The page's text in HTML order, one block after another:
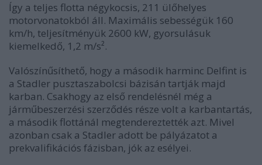
Így a teljes flotta négykocsis, 211 ülőhelyes
motorvonatokból áll. Maximális sebességük 160
km/h, teljesítményük 2600 kW, gyorsulásuk
kiemelkedő, 1,2 m/s².
Valószínűsíthető, hogy a második harminc Delfint is
a Stadler pusztaszabolcsi bázisán tartják majd
karban. Csakhogy az első rendelésnél még a
járműbeszerzési szerződés része volt a karbantartás,
a második flottánál megtendereztették azt. Mivel
azonban csak a Stadler adott be pályázatot a
prekvalifikációs fázisban, jók az esélyei.